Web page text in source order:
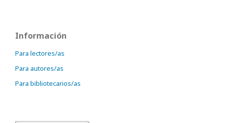
Información
Para lectores/as
Para autores/as
Para bibliotecarios/as